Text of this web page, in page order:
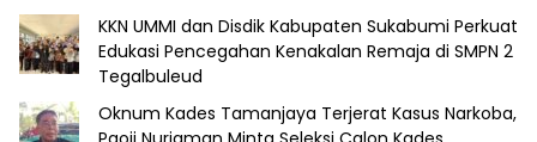
KKN UMMI dan Disdik Kabupaten Sukabumi Perkuat
Edukasi Pencegahan Kenakalan Remaja di SMPN 2
Tegalbuleud
Oknum Kades Tamanjaya Terjerat Kasus Narkoba,